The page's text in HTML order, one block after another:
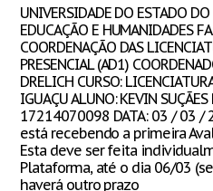
UNIVERSIDADE DO ESTADO
EDUCAÇÃO E HUMANIDADES
COORDENAÇÃO DAS
PRESENCIAL (AD1)
DRELICH CURSO:
IGUAÇU ALUNO: KEVIN
17214070098 DATA: 03 / 03
está recebendo a primeira
Esta deve ser feita
Plataforma, até o dia 06/03
haverá outro prazo